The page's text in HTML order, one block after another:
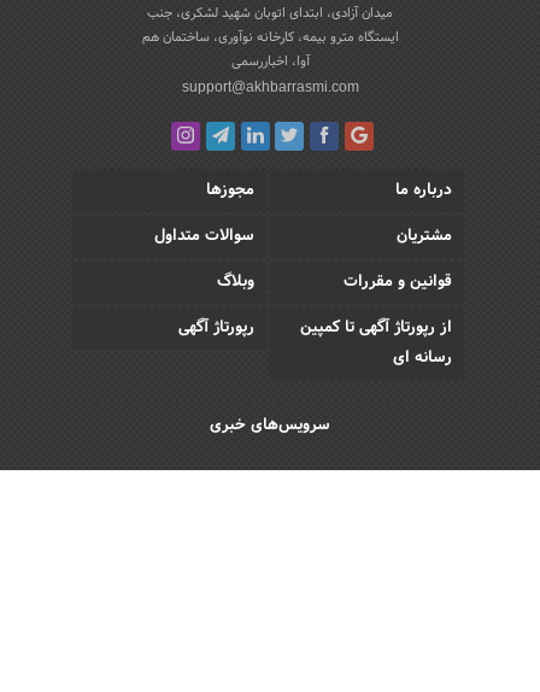
میدان آزادی، ابتدای اتوبان شهید لشکری، جنب
ایستگاه مترو بیمه، کارخانه نوآوری، ساختمان هم
آوا، اخباررسمی
support@akhbarrasmi.com
درباره ما
مجوزها
مشتریان
سوالات متداول
قوانین و مقررات
وبلاگ
از رپورتاژ آگهی تا کمپین
رسانه ای
رپورتاژ آگهی
سرویس‌های خبری